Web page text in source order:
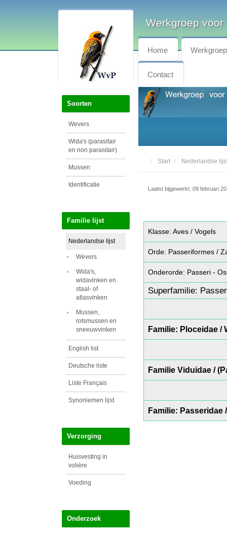
Soorten
Wevers
Wida's (parasitair
en non parasitair)
Mussen
Identificatie
Familie lijst
Nederlandse lijst
Wevers
Wida's,
widavinken en
staal- of
atlasvinken
Mussen,
rotsmussen en
sneeuwvinken
English list
Deutsche liste
Liste Français
Synoniemen lijst
Verzorging
Huisvesting in
volière
Voeding
Onderzoek
Werkgroep voor
Home Werkgroep
Contact
Start Nederlandse
Laatst bijgewerkt: 09 februari
Klasse: Aves / Vogels
Orde: Passeriformes /
Onderorde: Passeri -
Superfamilie:
Familie: Ploceidae /
Familie Viduidae /
Familie: Passeridae